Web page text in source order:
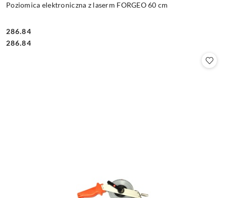
Poziomica elektroniczna z laserm FORGEO 60 cm
Cena:
286.84
Cena:
286.84